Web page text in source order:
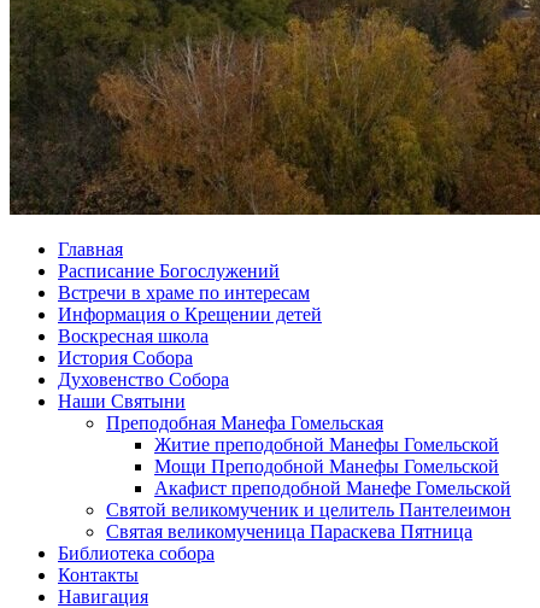
Главная
Расписание Богослужений
Встречи в храме по интересам
Информация о Крещении детей
Воскресная школа
История Собора
Духовенство Собора
Наши Святыни
Преподобная Манефа Гомельская
Житие преподобной Манефы Гомельской
Мощи Преподобной Манефы Гомельской
Акафист преподобной Манефе Гомельской
Святой великомученик и целитель Пантелеимон
Святая великомученица Параскева Пятница
Библиотека собора
Контакты
Навигация